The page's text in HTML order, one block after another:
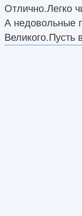
Отлично.Легко
А недовольные
Великого.Пусть